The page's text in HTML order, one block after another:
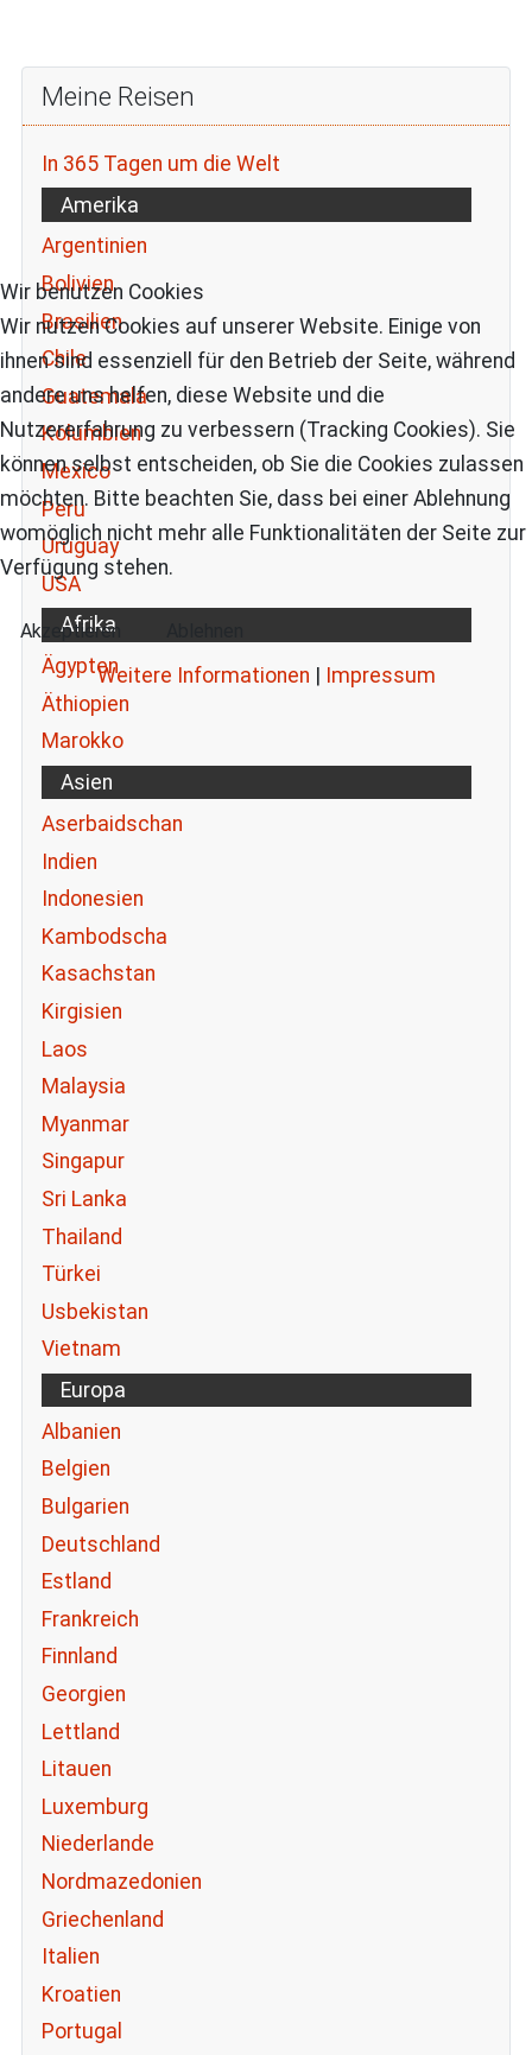
Meine Reisen
In 365 Tagen um die Welt
Amerika
Argentinien
Bolivien
Brasilien
Chile
Guatemala
Kolumbien
Mexico
Peru
Uruguay
USA
Afrika
Ägypten
Äthiopien
Marokko
Asien
Aserbaidschan
Indien
Indonesien
Kambodscha
Kasachstan
Kirgisien
Laos
Malaysia
Myanmar
Singapur
Sri Lanka
Thailand
Türkei
Usbekistan
Vietnam
Europa
Albanien
Belgien
Bulgarien
Deutschland
Estland
Frankreich
Finnland
Georgien
Lettland
Litauen
Luxemburg
Niederlande
Nordmazedonien
Griechenland
Italien
Kroatien
Portugal
Wir benutzen Cookies
Wir nutzen Cookies auf unserer Website. Einige von
ihnen sind essenziell für den Betrieb der Seite, während
andere uns helfen, diese Website und die
Nutzererfahrung zu verbessern (Tracking Cookies). Sie
können selbst entscheiden, ob Sie die Cookies zulassen
möchten. Bitte beachten Sie, dass bei einer Ablehnung
womöglich nicht mehr alle Funktionalitäten der Seite zur
Verfügung stehen.
Akzeptieren
Weitere Informationen | Impressum